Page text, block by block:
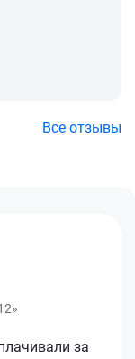
Все отзывы
за